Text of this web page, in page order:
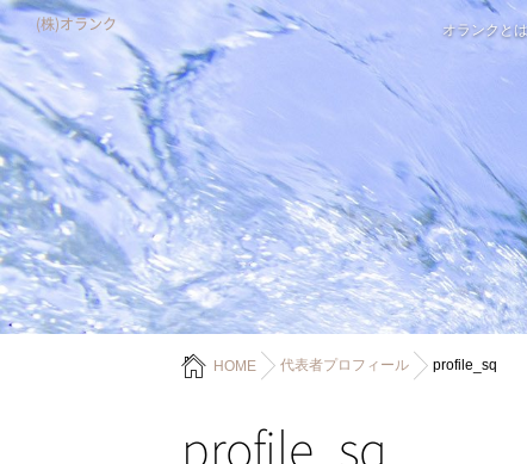
(株)オランク オランクとは
HOME 代表者プロフィール profile_sq
profile_sq